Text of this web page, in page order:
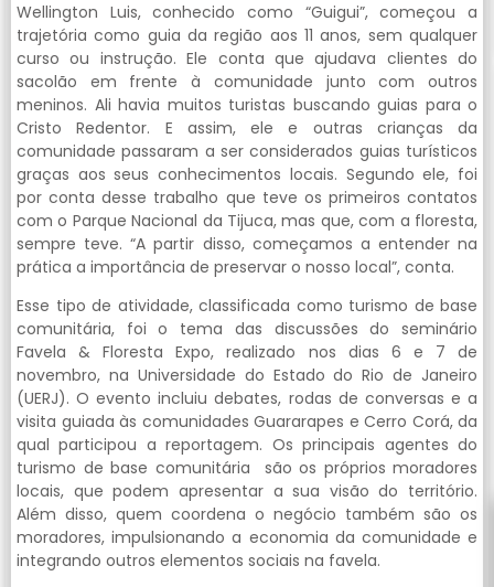
Wellington Luis, conhecido como “Guigui”, começou a
trajetória como guia da região aos 11 anos, sem qualquer
curso ou instrução. Ele conta que ajudava clientes do
sacolão em frente à comunidade junto com outros
meninos. Ali havia muitos turistas buscando guias para o
Cristo Redentor. E assim, ele e outras crianças da
comunidade passaram a ser considerados guias turísticos
graças aos seus conhecimentos locais. Segundo ele, foi
por conta desse trabalho que teve os primeiros contatos
com o Parque Nacional da Tijuca, mas que, com a floresta,
sempre teve. “A partir disso, começamos a entender na
prática a importância de preservar o nosso local”, conta.
Esse tipo de atividade, classificada como turismo de base
comunitária, foi o tema das discussões do seminário
Favela & Floresta Expo, realizado nos dias 6 e 7 de
novembro, na Universidade do Estado do Rio de Janeiro
(UERJ). O evento incluiu debates, rodas de conversas e a
visita guiada às comunidades Guararapes e Cerro Corá, da
qual participou a reportagem. Os principais agentes do
turismo de base comunitária são os próprios moradores
locais, que podem apresentar a sua visão do território.
Além disso, quem coordena o negócio também são os
moradores, impulsionando a economia da comunidade e
integrando outros elementos sociais na favela.